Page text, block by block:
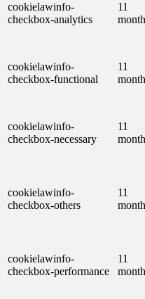
cookielawinfo-
checkbox-analytics
11
cookielawinfo-
checkbox-functional
11
cookielawinfo-
checkbox-necessary
11
cookielawinfo-
checkbox-others
11
cookielawinfo-
checkbox-performance
11